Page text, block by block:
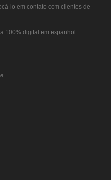
lo em contato com clientes de
100% digital em espanhol..